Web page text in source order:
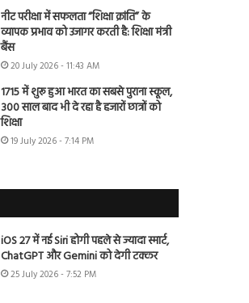
नीट परीक्षा में सफलता “शिक्षा क्रांति” के
व्यापक प्रभाव को उजागर करती है: शिक्षा मंत्री
बैंस
20 July 2026 - 11:43 AM
1715 में शुरू हुआ भारत का सबसे पुराना स्कूल,
300 साल बाद भी दे रहा है हजारों छात्रों को
शिक्षा
19 July 2026 - 7:14 PM
iOS 27 में नई Siri होगी पहले से ज्यादा स्मार्ट,
ChatGPT और Gemini को देगी टक्कर
25 July 2026 - 7:52 PM